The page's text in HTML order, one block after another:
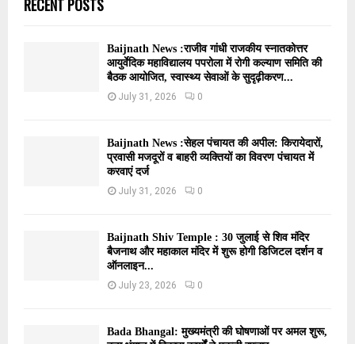
RECENT POSTS
Baijnath News :राजीव गांधी राजकीय स्नातकोत्तर
आयुर्वेदिक महाविद्यालय पपरोला में रोगी कल्याण समिति की
बैठक आयोजित, स्वास्थ्य सेवाओं के सुदृढ़ीकरण...
July 31, 2026 0
Baijnath News :सेहल पंचायत की अपील: किरायेदारों,
प्रवासी मजदूरों व बाहरी व्यक्तियों का विवरण पंचायत में
करवाएं दर्ज
July 31, 2026 0
Baijnath Shiv Temple : 30 जुलाई से शिव मंदिर
बैजनाथ और महाकाल मंदिर में शुरू होगी डिजिटल दर्शन व
ऑनलाइन...
July 23, 2026 0
Bada Bhangal: मुख्यमंत्री की घोषणाओं पर अमल शुरू,